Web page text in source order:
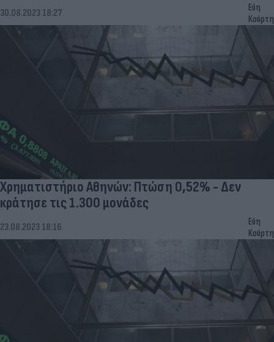
30.08.2023 18:27
Εύη
Κούρτη
Χρηματιστήριο Αθηνών: Πτώση 0,52% - Δεν
κράτησε τις 1.300 μονάδες
23.08.2023 18:16
Εύη
Κούρτη